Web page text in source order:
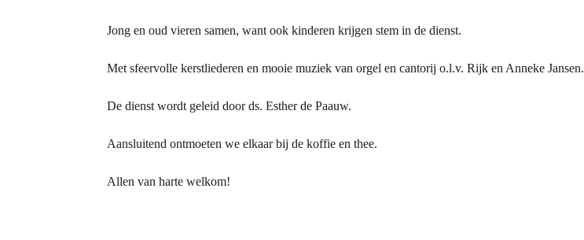
Jong en oud vieren samen, want ook kinderen krijgen stem in de dienst.
Met sfeervolle kerstliederen en mooie muziek van orgel en cantorij o.l.v. Rijk en Anneke Jansen.
De dienst wordt geleid door ds. Esther de Paauw.
Aansluitend ontmoeten we elkaar bij de koffie en thee.
Allen van harte welkom!